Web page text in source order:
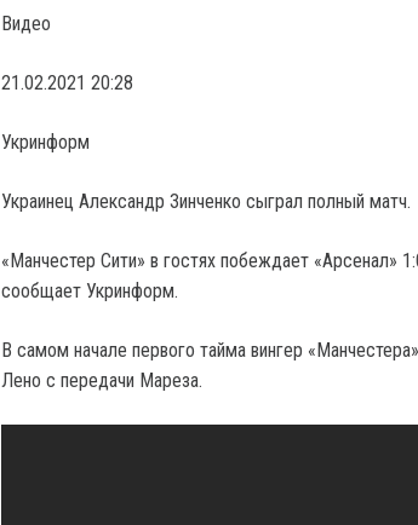
Видео
21.02.2021 20:28
Укринформ
Украинец Александр Зинченко сыграл полный матч.
«Манчестер Сити» в гостях побеждает «Арсенал»
сообщает Укринформ.
В самом начале первого тайма вингер
Лено с передачи Мареза.